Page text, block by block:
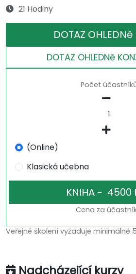
21 Hodiny
DOTAZ OHLEDNě
DOTAZ OHLEDNě
Počet
(Online)
Klasická učebna
Cena za
Veřejné školení vyžaduje minimálně
Nadcházející kurzy